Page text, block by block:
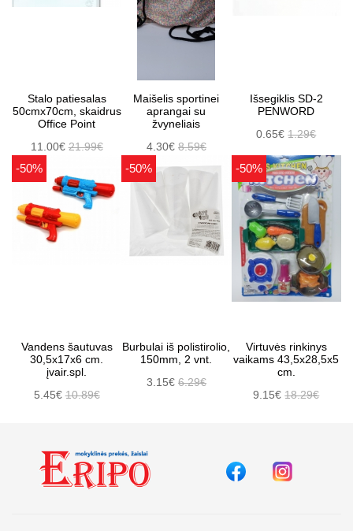
Stalo patiesalas
50cmx70cm, skaidrus
Office Point
11.00€21.99€
Maišelis sportinei
aprangai su
žvyneliais
4.30€ 8.59€
Išsegiklis SD-2
PENWORD
0.65€1.29€
-50%
Vandens šautuvas
30,5x17x6 cm.
įvair.spl.
5.45€10.89€
-50%
Burbulai iš polistirolio,
150mm, 2 vnt.
3.15€ 6.29€
-50%
Virtuvės rinkinys
vaikams 43,5x28,5x5
cm.
9.15€18.29€